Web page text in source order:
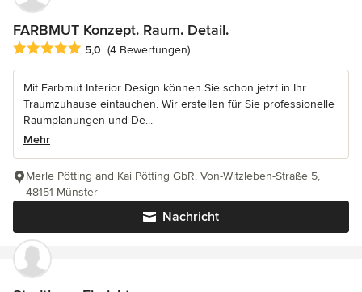
FARBMUT Konzept. Raum. Detail.
Durchschnittliche Bewertung: 5 von 5 Sternen
5,0 (4 Bewertungen)
Mit Farbmut Interior Design können Sie schon jetzt in Ihr
Traumzuhause eintauchen. Wir erstellen für Sie professionelle
Raumplanungen und De...
Mehr
Nachricht
Merle Pötting and Kai Pötting GbR, Von-Witzleben-Straße 5,
48151 Münster